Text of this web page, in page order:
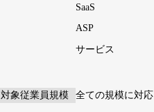
SaaS
ASP
サービス
対象従業員規模 全ての規模に対応